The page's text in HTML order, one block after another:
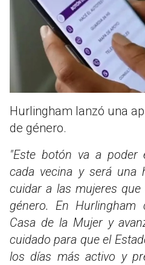
Hurlingham lanzó una
de género.
"Este botón va a poder
cada vecina y será una
cuidar a las mujeres
género. En Hurlingham
Casa de la Mujer y
cuidado para que el
los días más activo y